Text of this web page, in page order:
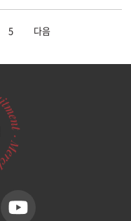
5 다음